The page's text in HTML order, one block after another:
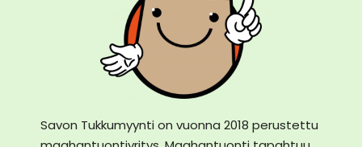
Savon Tukkumyynti on vuonna 2018 perustettu